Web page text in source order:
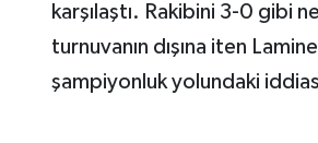
karşılaştı. Rakibini 3-0 gibi
turnuvanın dışına iten
şampiyonluk yolundaki
Susurluk
TARİHTE BUGÜN